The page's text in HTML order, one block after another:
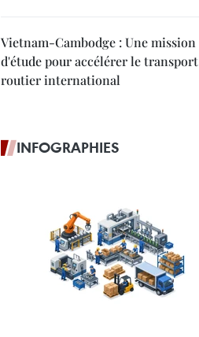
Vietnam-Cambodge : Une mission
d'étude pour accélérer le transport
routier international
INFOGRAPHIES